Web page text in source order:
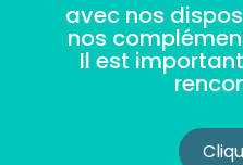
avec nos
nos
Il est